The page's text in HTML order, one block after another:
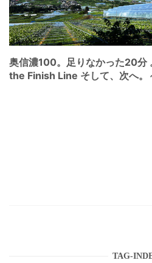
奥信濃100。足りなかった20分
the Finish Line そして、次へ。
TAG-